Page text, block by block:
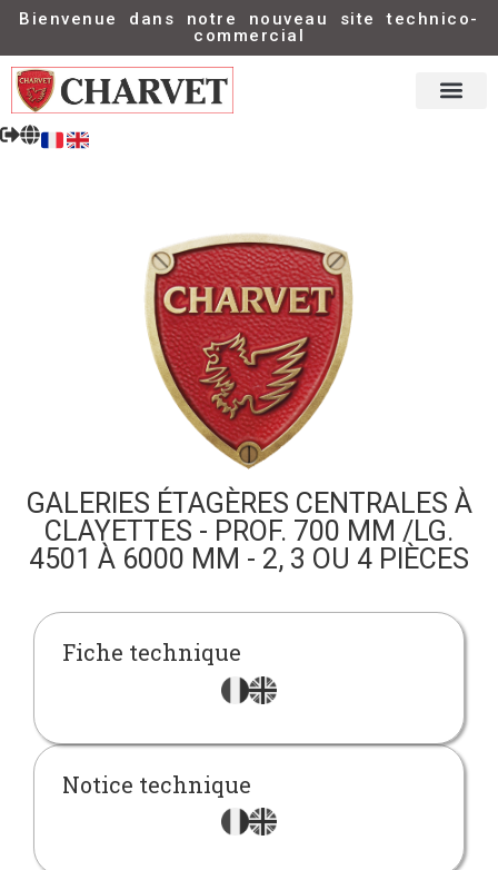
Bienvenue dans notre nouveau site technico-
commercial
GALERIES ÉTAGÈRES CENTRALES À
CLAYETTES - PROF. 700 MM /LG.
4501 À 6000 MM - 2, 3 OU 4 PIÈCES
Fiche technique
Notice technique